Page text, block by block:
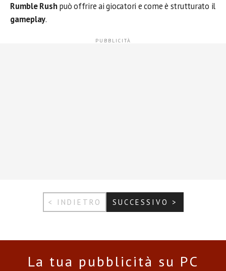
Rumble Rushpuò offrire ai giocatori e come è strutturato il
gameplay.
< INDIETRO SUCCESSIVO >
La tua pubblicità su PC